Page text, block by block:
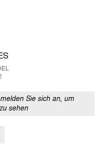
Sie sich an, um
sehen